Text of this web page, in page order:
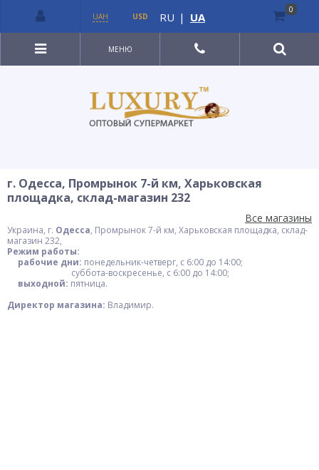
МЕНЮ
г. Одесса, Промрынок 7-й км, Харьковская
площадка, склад-магазин 232
Все магазины
Украина, г. Одесса, Промрынок 7-й км, Харьковская площадка, склад-
магазин 232,
Режим работы:
рабочие дни: понедельник-четверг, с 6:00 до 14:00;
суббота-воскресенье, с 6:00 до 14:00;
выходной: пятница.
Директор магазина: Владимир.
UAH USD RU | UA
0